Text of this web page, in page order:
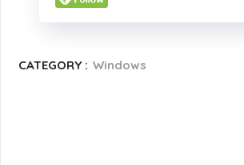
CATEGORY : Windows